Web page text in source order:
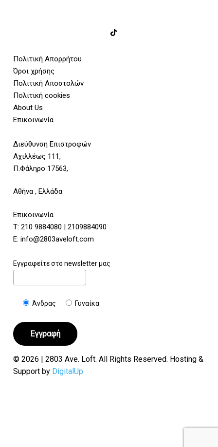
Πολιτική Απορρήτου
Όροι χρήσης
Πολιτική Αποστολών
Πολιτική cookies
About Us
Επικοινωνία
Διεύθυνση Επιστροφών
Αχιλλέως 111,
Π.Φάληρο 17563,
Αθήνα , Ελλάδα
Επικοινωνία
Τ: 210 9884080 | 2109884090
E: info@2803aveloft.com
Εγγραφείτε στο newsletter μας
Άνδρας Γυναίκα
© 2026 | 2803 Ave. Loft. All Rights Reserved. Hosting &
Support by DigitalUp